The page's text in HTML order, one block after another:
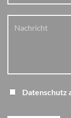
Datenschutz